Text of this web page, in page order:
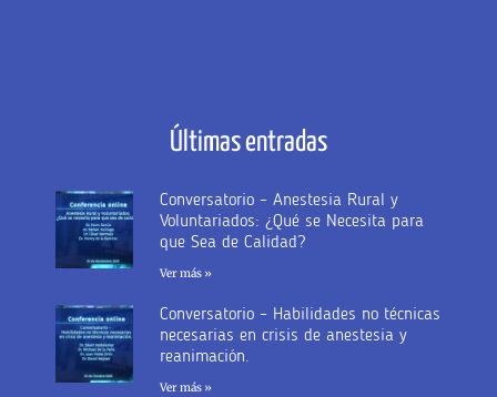
Últimas entradas
Conversatorio – Anestesia Rural y
Voluntariados: ¿Qué se Necesita para
que Sea de Calidad?
Ver más »
Conversatorio – Habilidades no técnicas
necesarias en crisis de anestesia y
reanimación.
Ver más »